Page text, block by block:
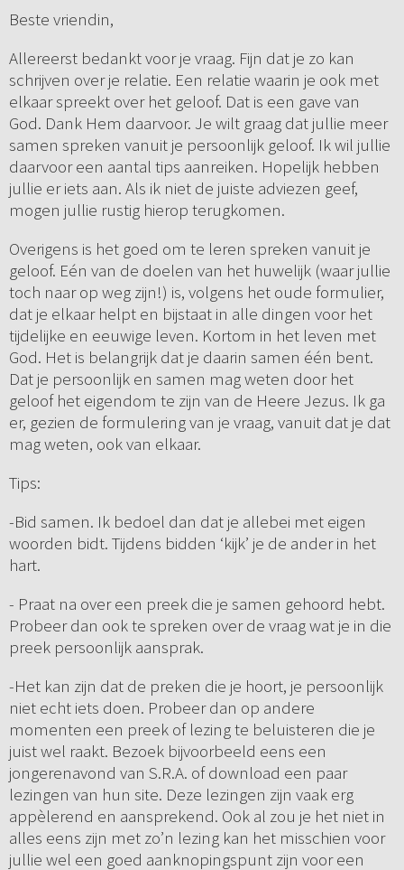
Beste vriendin,
Allereerst bedankt voor je vraag. Fijn dat je zo kan
schrijven over je relatie. Een relatie waarin je ook met
elkaar spreekt over het geloof. Dat is een gave van
God. Dank Hem daarvoor. Je wilt graag dat jullie meer
samen spreken vanuit je persoonlijk geloof. Ik wil jullie
daarvoor een aantal tips aanreiken. Hopelijk hebben
jullie er iets aan. Als ik niet de juiste adviezen geef,
mogen jullie rustig hierop terugkomen.
Overigens is het goed om te leren spreken vanuit je
geloof. Eén van de doelen van het huwelijk (waar jullie
toch naar op weg zijn!) is, volgens het oude formulier,
dat je elkaar helpt en bijstaat in alle dingen voor het
tijdelijke en eeuwige leven. Kortom in het leven met
God. Het is belangrijk dat je daarin samen één bent.
Dat je persoonlijk en samen mag weten door het
geloof het eigendom te zijn van de Heere Jezus. Ik ga
er, gezien de formulering van je vraag, vanuit dat je dat
mag weten, ook van elkaar.
Tips:
-Bid samen. Ik bedoel dan dat je allebei met eigen
woorden bidt. Tijdens bidden ‘kijk’ je de ander in het
hart.
- Praat na over een preek die je samen gehoord hebt.
Probeer dan ook te spreken over de vraag wat je in die
preek persoonlijk aansprak.
-Het kan zijn dat de preken die je hoort, je persoonlijk
niet echt iets doen. Probeer dan op andere
momenten een preek of lezing te beluisteren die je
juist wel raakt. Bezoek bijvoorbeeld eens een
jongerenavond van S.R.A. of download een paar
lezingen van hun site. Deze lezingen zijn vaak erg
appèlerend en aansprekend. Ook al zou je het niet in
alles eens zijn met zo’n lezing kan het misschien voor
jullie wel een goed aanknopingspunt zijn voor een